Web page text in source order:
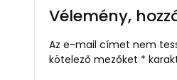
Vélemény,
Az e-mail címet nem
kötelező mezőket *